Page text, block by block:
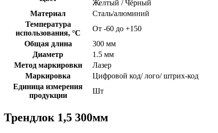
Желтый / Чёрный
Материал
Сталь/алюминий
Температура
использования, °C
От -60 до +150
Общая длина
300 мм
Диаметр
1.5 мм
Метод маркировки
Лазер
Маркировка
Цифровой код/ лого/ штрих-код
Единица измерения
продукции
Шт
Трендлок 1,5 300мм